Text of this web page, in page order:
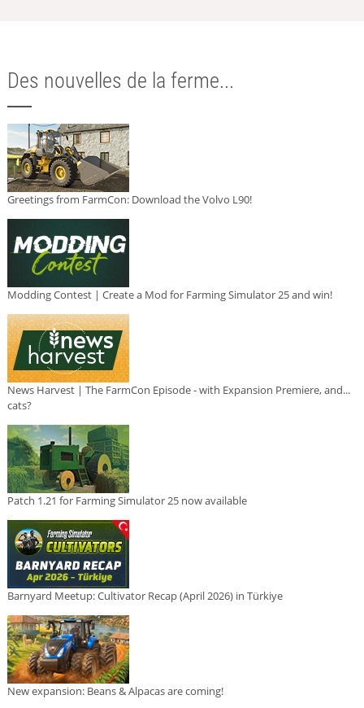
Des nouvelles de la ferme...
Greetings from FarmCon: Download the Volvo L90!
Modding Contest | Create a Mod for Farming Simulator 25 and win!
News Harvest | The FarmCon Episode - with Expansion Premiere, and...
cats?
Patch 1.21 for Farming Simulator 25 now available
Barnyard Meetup: Cultivator Recap (April 2026) in Türkiye
New expansion: Beans & Alpacas are coming!